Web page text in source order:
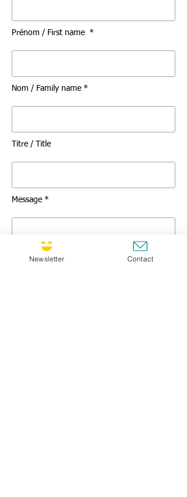
Prénom / First name *
Nom / Family name *
Titre / Title
Message *
Newsletter Contact